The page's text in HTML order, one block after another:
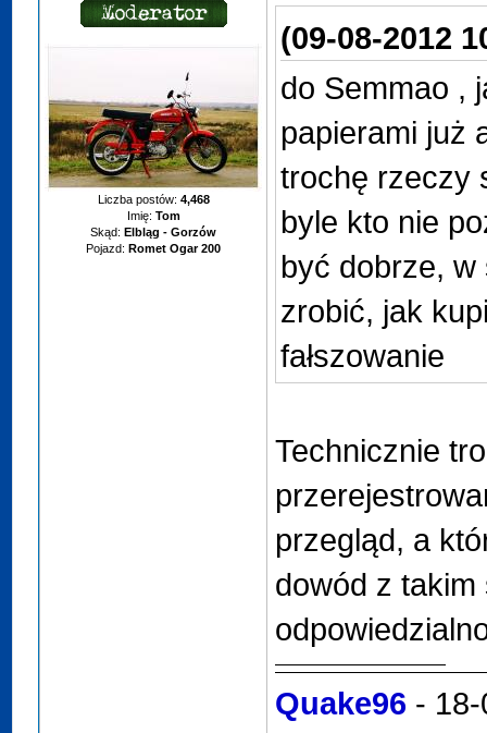
Liczba postów: 4,468
Imię: Tom
Skąd: Elbląg - Gorzów
Pojazd: Romet Ogar 200
(09-08-2012
do Semmao ,
papierami już
trochę rzeczy
byle kto nie
być dobrze, w
zrobić, jak
fałszowanie
Technicznie
przegląd, a
dowód z
Quake96 -